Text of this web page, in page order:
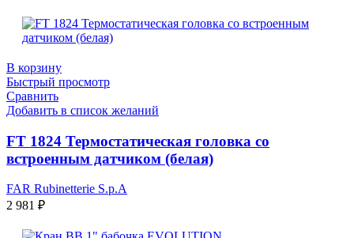
В корзину
Быстрый просмотр
Сравнить
Добавить в список желаний
FТ 1824 Термостатическая головка со
встроенным датчиком (белая)
FAR Rubinetterie S.p.A
2 981 ₽